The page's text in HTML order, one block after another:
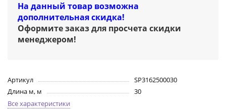
На данный товар возможна
дополнительная скидка!
Оформите заказ для просчета скидки
менеджером!
Артикул
SP3162500030
Длина м, м
30
Все характеристики